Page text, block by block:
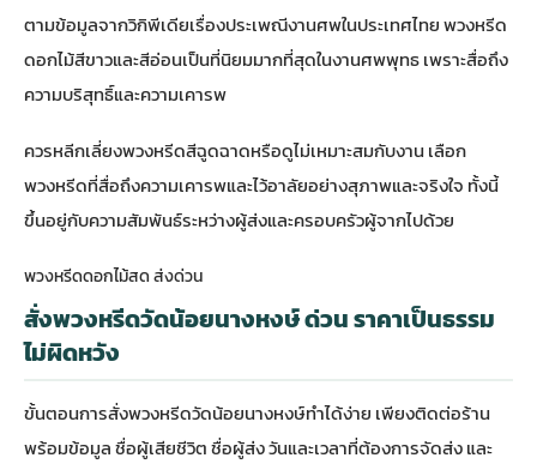
ตามข้อมูลจากวิกิพีเดียเรื่องประเพณีงานศพในประเทศไทยพวงหรีด
ดอกไม้สีขาวและสีอ่อนเป็นที่นิยมมากที่สุดในงานศพพุทธ เพราะสื่อถึง
ความบริสุทธิ์และความเคารพ
ควรหลีกเลี่ยงพวงหรีดสีฉูดฉาดหรือดูไม่เหมาะสมกับงาน เลือก
พวงหรีดที่สื่อถึงความเคารพและไว้อาลัยอย่างสุภาพและจริงใจ ทั้งนี้
ขึ้นอยู่กับความสัมพันธ์ระหว่างผู้ส่งและครอบครัวผู้จากไปด้วย
พวงหรีดดอกไม้สด ส่งด่วน
สั่งพวงหรีดวัดน้อยนางหงษ์ ด่วน ราคาเป็นธรรม
ไม่ผิดหวัง
ขั้นตอนการสั่งพวงหรีดวัดน้อยนางหงษ์ทำได้ง่าย เพียงติดต่อร้าน
พร้อมข้อมูล ชื่อผู้เสียชีวิต ชื่อผู้ส่ง วันและเวลาที่ต้องการจัดส่ง และ